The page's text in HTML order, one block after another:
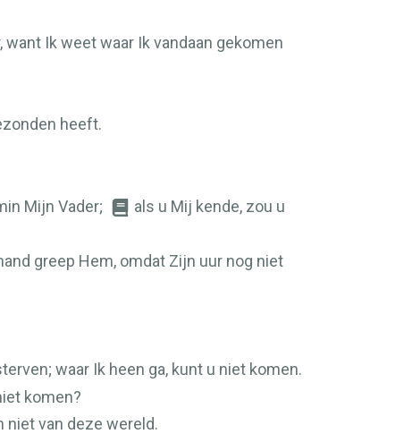
Ik weet waar Ik vandaan gekomen
heeft.
Mijn Vader;
als u Mij kende, zou u
greep Hem, omdat Zijn uur nog niet
waar Ik heen ga, kunt u niet komen.
komen?
niet van deze wereld.